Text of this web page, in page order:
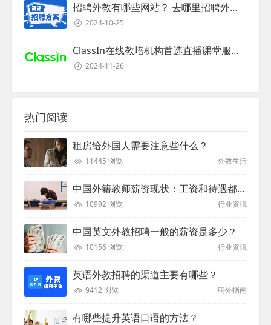
招聘外教有哪些网站？ 去哪里招聘外教？
2024-10-25
ClassIn在线教培机构首选直播课堂服务商
2024-11-26
热门阅读
租房给外国人需要注意些什么？
11445 浏览 外教生活
中国外籍教师薪资现状：工资和待遇都非常高
10992 浏览 行业资讯
中国英文外教招聘一般的薪资是多少？
10156 浏览 行业资讯
英语外教招聘的渠道主要有哪些？
9412 浏览 聘外指南
有哪些提升英语口语的方法？